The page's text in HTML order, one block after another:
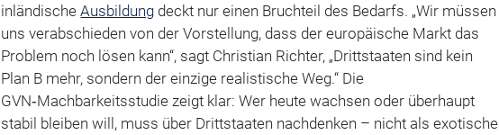
inländischeAusbildung deckt nur einen Bruchteil des Bedarfs. „Wir müssen
uns verabschieden von der Vorstellung, dass der europäische Markt das
Problem noch lösen kann“, sagt Christian Richter, „Drittstaaten sind kein
Plan B mehr, sondern der einzige realistische Weg.“ Die
GVN‑Machbarkeitsstudie zeigt klar: Wer heute wachsen oder überhaupt
stabil bleiben will, muss über Drittstaaten nachdenken – nicht als exotische